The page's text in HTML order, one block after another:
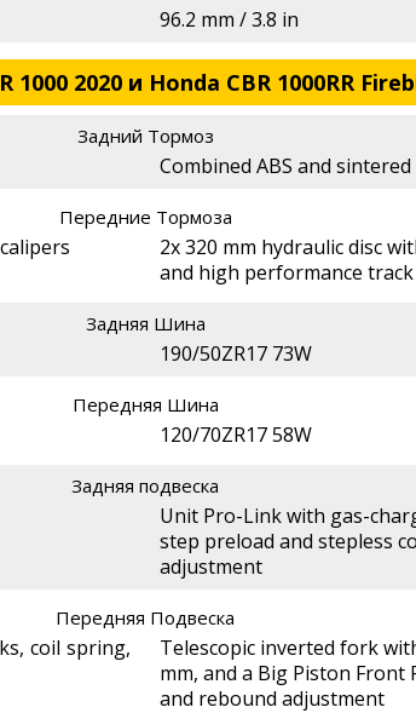
96.2 mm / 3.8 in
2020 и Honda CBR 1000RR
Задний Тормоз
Combined ABS and
Передние Тормоза
2x 320 mm hydraulic disc
and high performance track
Задняя Шина
190/50ZR17 73W
Передняя Шина
120/70ZR17 58W
Задняя подвеска
Unit Pro-Link with gas-
step preload and stepless
adjustment
Передняя Подвеска
coil spring,
Telescopic inverted fork
mm, and a Big Piston
and rebound adjustment